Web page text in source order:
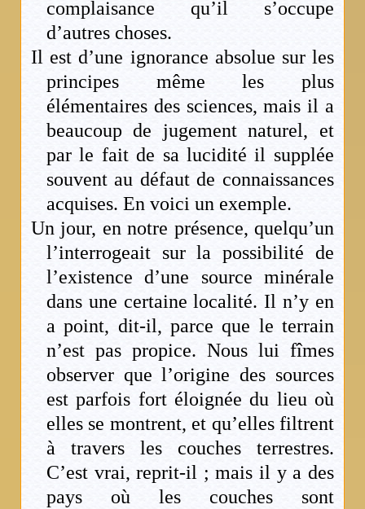
complaisance qu’il s’occupe
d’autres choses.
Il est d’une ignorance absolue sur les
principes même les plus
élémentaires des sciences, mais il a
beaucoup de jugement naturel, et
par le fait de sa lucidité il supplée
souvent au défaut de connaissances
acquises. En voici un exemple.
Un jour, en notre présence, quelqu’un
l’interrogeait sur la possibilité de
l’existence d’une source minérale
dans une certaine localité. Il n’y en
a point, dit-il, parce que le terrain
n’est pas propice. Nous lui fîmes
observer que l’origine des sources
est parfois fort éloignée du lieu où
elles se montrent, et qu’elles filtrent
à travers les couches terrestres.
C’est vrai, reprit-il ; mais il y a des
pays où les couches sont